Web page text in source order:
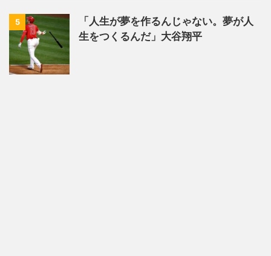
5
「人生が夢を作るんじゃない。夢が人
生をつくるんだ」大谷翔平